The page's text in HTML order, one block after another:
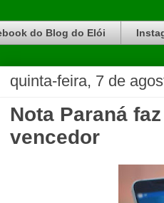
do Blog do Elói
quinta-feira, 7 de
Nota Paraná
vencedor